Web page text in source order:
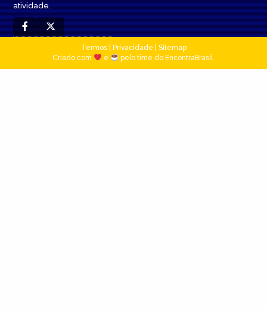
atividade.
Termos| Privacidade
Sitemap
Criado com
e pelo time do EncontraBrasil